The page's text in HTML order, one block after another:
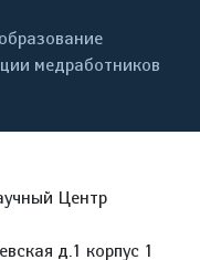
медработников
Центр
д.1 корпус 1